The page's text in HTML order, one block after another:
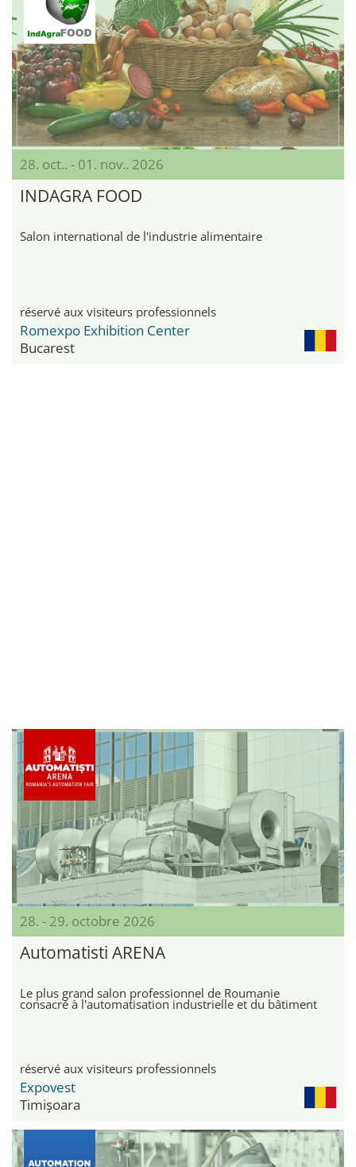
28. oct.. - 01. nov.. 2026
INDAGRA FOOD
Salon international de l'industrie alimentaire
réservé aux visiteurs professionnels
Romexpo Exhibition Center
Bucarest
28. - 29. octobre 2026
Automatisti ARENA
Le plus grand salon professionnel de Roumanie
consacré à l'automatisation industrielle et du bâtiment
réservé aux visiteurs professionnels
Expovest
Timișoara